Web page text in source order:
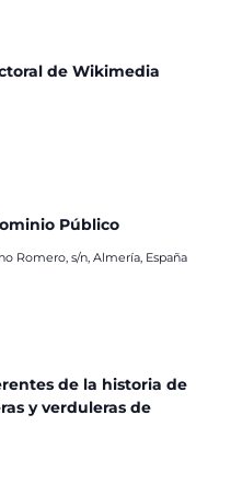
de Wikimedia
Público
Romero, s/n, Almería, España
de la historia de
y verduleras de